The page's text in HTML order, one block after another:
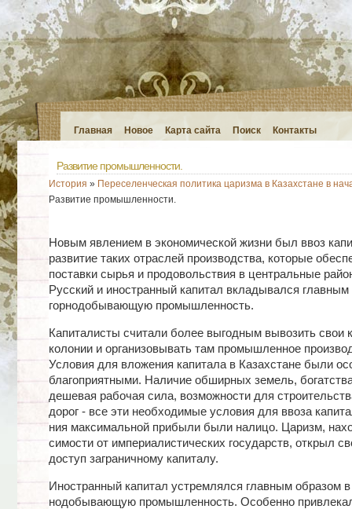
Главная Новое Карта сайта Поиск Контакты
Развитие промышленности.
История » Переселенческая политика царизма в Казахстане в
Развитие промышленности.
Новым явлением в экономической жизни был ввоз
развитие таких отраслей производства, которые
поставки сырья и продовольствия в центральные
Русский и иностранный капитал вкладывался главным
горнодобывающую промышленность.
Капиталисты считали более выгодным вывозить свои
колонии и организовывать там промышленное
Условия для вложения капитала в Казахстане были
благоприятными. Наличие обширных земель,
дешевая рабочая сила, возможности для
дорог - все эти необходимые условия для ввоза
ния максимальной прибыли были налицо. Царизм,
симости от империалистических государств, открыл
доступ заграничному капиталу.
Иностранный капитал устремлялся главным образом
нодобывающую промышленность. Особенно